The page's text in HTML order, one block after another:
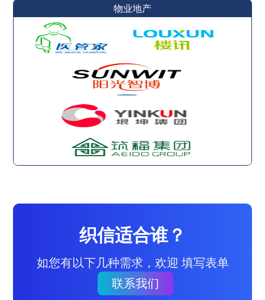
物业地产
织信适合谁？
如您有以下几种需求，欢迎 填写表单
联系我们